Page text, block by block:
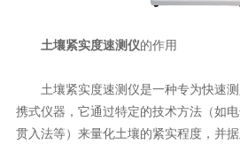
土壤紧实度速测仪的作用
土壤紧实度速测仪是一种专为快速测
携式仪器，它通过特定的技术方法（如电
贯入法等）来量化土壤的紧实程度，并